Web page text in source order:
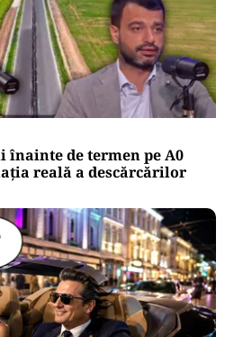
înainte de termen pe A0
reală a descărcărilor